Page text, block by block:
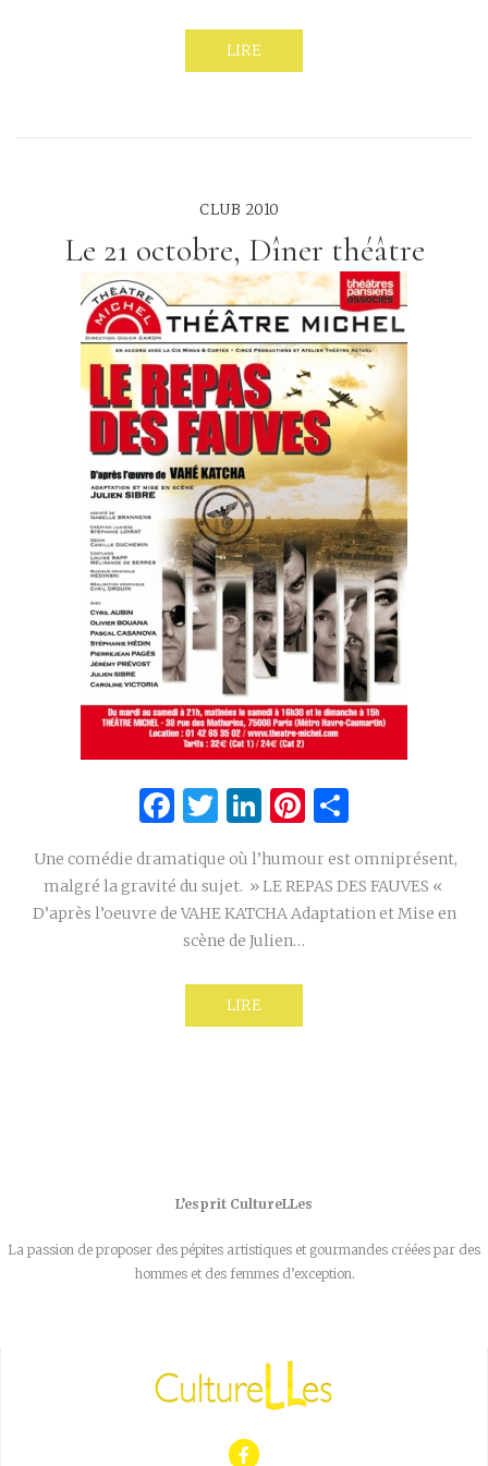
LIRE
CLUB 2010
Le 21 octobre, Dîner théâtre
Facebook
Twitter
LinkedIn
Pinterest
Une comédie dramatique où l’humour est omniprésent,
malgré la gravité du sujet. » LE REPAS DES FAUVES «
D’après l’oeuvre de VAHE KATCHA Adaptation et Mise en
scène de Julien…
LIRE
L’esprit CultureLLes
La passion de proposer des pépites artistiques et gourmandes créées par des
hommes et des femmes d’exception.